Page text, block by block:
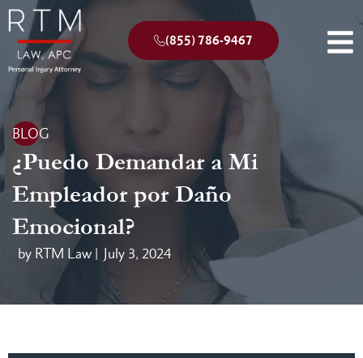
(855) 786-9467
BLOG
¿Puedo Demandar a Mi
Empleador por Daño
Emocional?
by RTM Law | July 3, 2024